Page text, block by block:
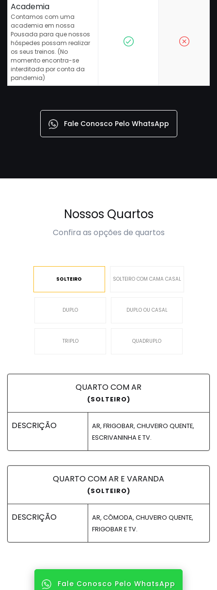
Academia
Contamos com uma
academia em nossa
Pousada para que nossos
hóspedes possam realizar
os seus treinos. (No
momento encontra-se
interditada por conta da
pandemia)
Fale Conosco Pelo WhatsApp
Nossos Quartos
Confira as opções de quartos
SOLTEIRO SOLTEIRO COM CAMA CASAL
DUPLO DUPLO OU CASAL
TRIPLO QUADRUPLO
QUARTO COM AR
(SOLTEIRO)
DESCRIÇÃO
AR, FRIGOBAR, CHUVEIRO QUENTE,
ESCRIVANINHA E TV.
QUARTO COM AR E VARANDA
(SOLTEIRO)
DESCRIÇÃO
AR, CÔMODA, CHUVEIRO QUENTE,
FRIGOBAR E TV.
Fale Conosco Pelo WhatsApp